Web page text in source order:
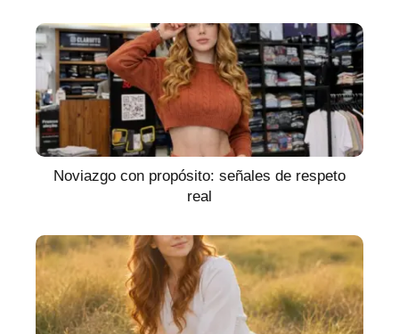
Noviazgo con propósito: señales de respeto
real